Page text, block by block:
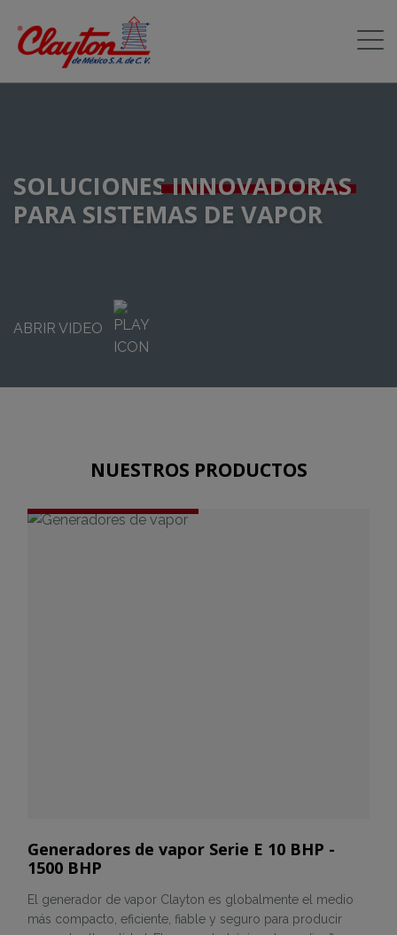
SOLUCIONESINNOVADORAS
PARA SISTEMAS DE VAPOR
ABRIR VIDEO
NUESTROS PRODUCTOS
Generadores de vapor Serie E 10 BHP -
1500 BHP
El generador de vapor Clayton es globalmente el medio
más compacto, eficiente, fiable y seguro para producir